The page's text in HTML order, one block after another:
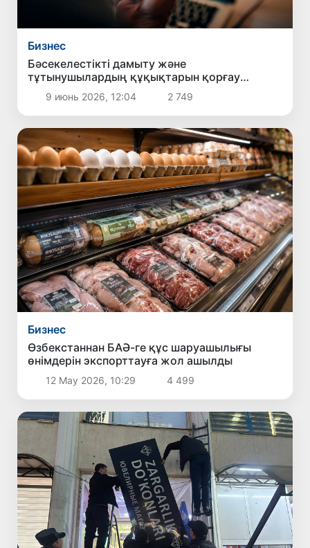
Бизнес
Бәсекелестікті дамыту және
тұтынушылардың құқықтарын қорғау
комитеті Әлем чемпионаты қарсаңында
букмекерлік жарнамаларға қатысты
шаралар қолданылатынын еске салды
9 июнь 2026, 12:04 2 749
Бизнес
Өзбекстаннан БАӘ-ге құс шаруашылығы
өнімдерін экспорттауға жол ашылды
12 Мау 2026, 10:29 4 499